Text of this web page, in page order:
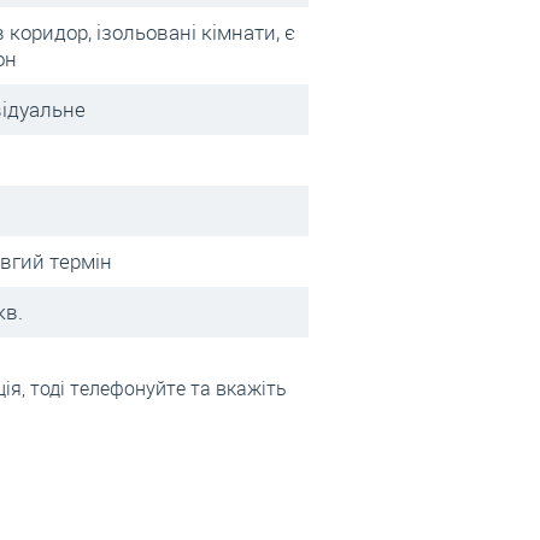
коридор, ізольовані кімнати, є
термін
тоді телефонуйте та вкажіть